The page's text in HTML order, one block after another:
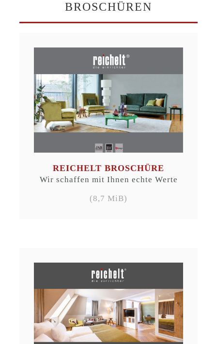
BROSCHÜREN
REICHELT BROSCHÜRE
Wir schaffen mit Ihnen echte Werte
(8,7 MiB)